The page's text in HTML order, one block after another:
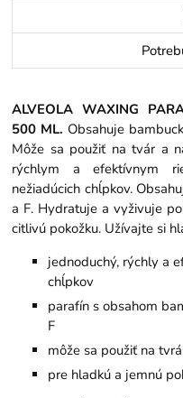
ALVEOLA WAXING
500 ML. Obsahuje
Môže sa použiť na tvár a
rýchlym a efektívnym
nežiadúcich chĺpkov.
a F. Hydratuje a vyživuje
citlivú pokožku. Užívajte si
jednoduchý, rýchly a
chĺpkov
parafín s obsahom
F
môže sa použiť na
pre hladkú a jemnú